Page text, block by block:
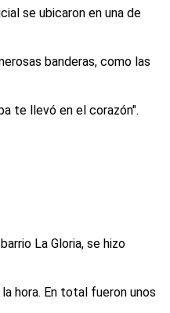
se ubicaron en una de
banderas, como las
te llevó en el corazón".
La Gloria, se hizo
hora. En total fueron unos